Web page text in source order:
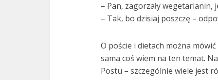
– Pan, zagorzały wegetarianin,
– Tak, bo dzisiaj poszczę –
O poście i dietach można
sama coś wiem na ten temat.
Postu – szczególnie wiele jest